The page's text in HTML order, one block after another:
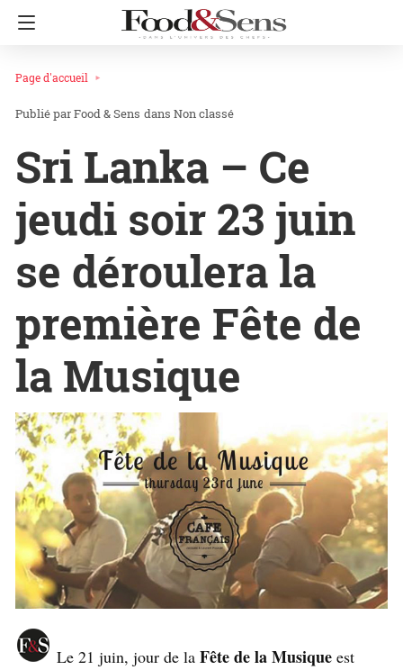
Page d'accueil
Food & Sens dans Non classé
Sri Lanka – Ce
jeudi soir 23 juin
se déroulera la
première Fête de
la Musique
Le 21 juin, jour de la Fête de la Musique est